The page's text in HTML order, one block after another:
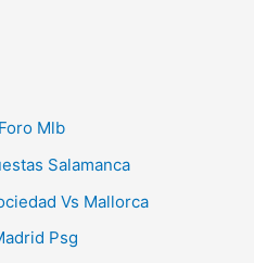
Mlb
Salamanca
Vs Mallorca
Psg